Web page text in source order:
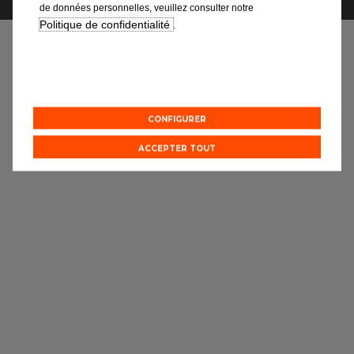
Notre actualité
Carrosserie
Mécanique
Pré-contrôle technique
de données personnelles, veuillez consulter notre
Politique de confidentialité .
CONFIGURER
ACCEPTER TOUT